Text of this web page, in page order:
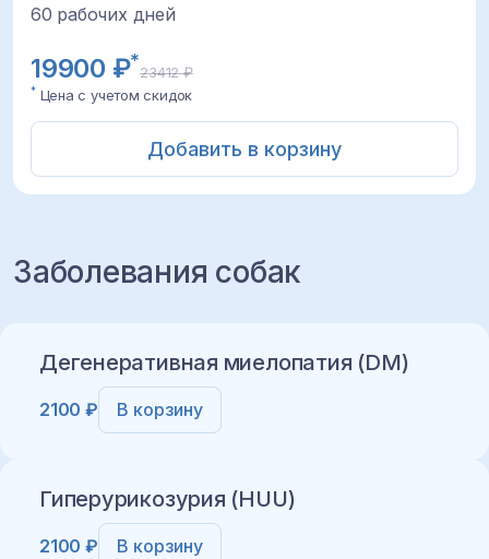
60 рабочих дней
19900 ₽*23412 ₽
*Цена с учетом скидок
Добавить в корзину
Заболевания собак
Дегенеративная миелопатия (DM)
2100 ₽ В корзину
Гиперурикозурия (HUU)
2100 ₽ В корзину